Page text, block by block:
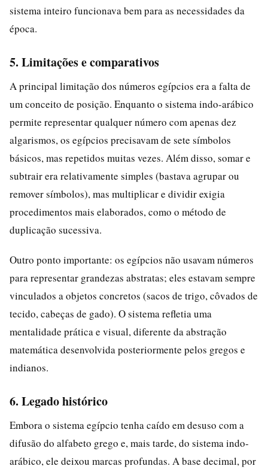
sistema inteiro funcionava bem para as necessidades da
época.
5. Limitações e comparativos
A principal limitação dos números egípcios era a falta de
um conceito de posição. Enquanto o sistema indo-arábico
permite representar qualquer número com apenas dez
algarismos, os egípcios precisavam de sete símbolos
básicos, mas repetidos muitas vezes. Além disso, somar e
subtrair era relativamente simples (bastava agrupar ou
remover símbolos), mas multiplicar e dividir exigia
procedimentos mais elaborados, como o método de
duplicação sucessiva.
Outro ponto importante: os egípcios não usavam números
para representar grandezas abstratas; eles estavam sempre
vinculados a objetos concretos (sacos de trigo, côvados de
tecido, cabeças de gado). O sistema refletia uma
mentalidade prática e visual, diferente da abstração
matemática desenvolvida posteriormente pelos gregos e
indianos.
6. Legado histórico
Embora o sistema egípcio tenha caído em desuso com a
difusão do alfabeto grego e, mais tarde, do sistema indo-
arábico, ele deixou marcas profundas. A base decimal, por